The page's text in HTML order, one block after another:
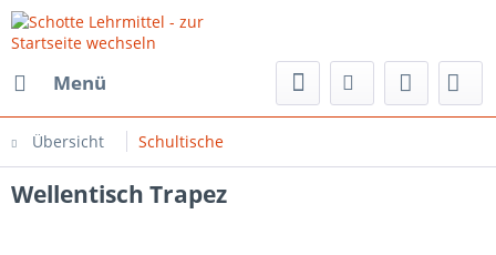
Menü
Übersicht Schultische
Wellentisch Trapez